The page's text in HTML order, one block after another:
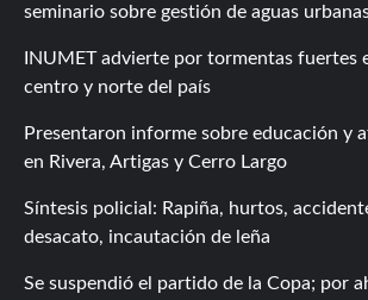
seminario sobre gestión de aguas
INUMET advierte por tormentas fuertes
centro y norte del país
Presentaron informe sobre educación y
en Rivera, Artigas y Cerro Largo
Síntesis policial: Rapiña, hurtos,
desacato, incautación de leña
Se suspendió el partido de la Copa; por